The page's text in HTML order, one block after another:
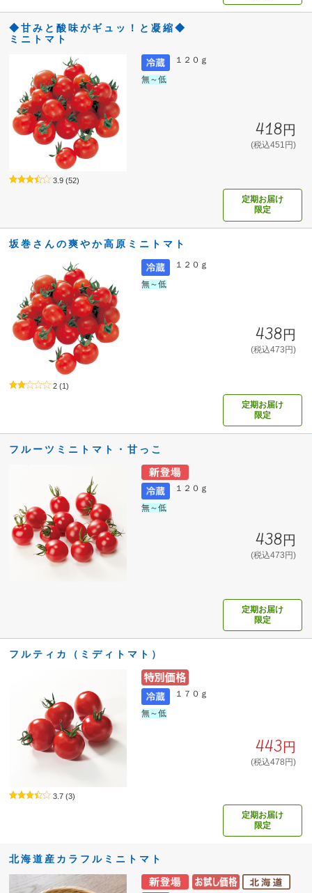
◆甘みと酸味がギュッ！と凝縮◆
ミニトマト
１２０ｇ
無～低
418円
(税込451円)
3.9 (52)
定期お届け
限定
坂巻さんの爽やか高原ミニトマト
１２０ｇ
無～低
438円
(税込473円)
2 (1)
定期お届け
限定
フルーツミニトマト・甘っこ
１２０ｇ
無～低
438円
(税込473円)
定期お届け
限定
フルティカ（ミディトマト）
１７０ｇ
無～低
443円
(税込478円)
3.7 (3)
定期お届け
限定
北海道産カラフルミニトマト